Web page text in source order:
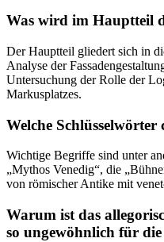
Was wird im Hauptteil
Der Hauptteil gliedert sich in
Analyse der
Untersuchung der Rolle der
Markusplatzes.
Welche
Wichtige Begriffe sind unter
„Mythos Venedig“, die
von römischer Antike mit
Warum ist das
so ungewöhnlich für